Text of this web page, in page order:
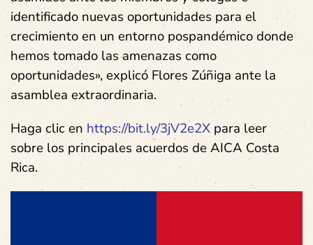
identificado nuevas oportunidades para el
crecimiento en un entorno pospandémico donde
hemos tomado las amenazas como
oportunidades», explicó Flores Zúñiga ante la
asamblea extraordinaria.
Haga clic en https://bit.ly/3jV2e2X para leer
sobre los principales acuerdos de AICA Costa
Rica.